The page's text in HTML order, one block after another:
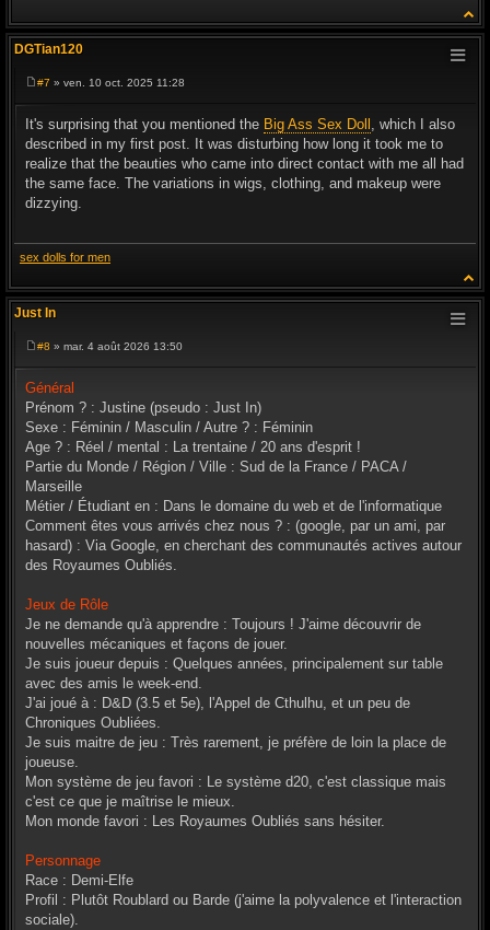
DGTian120
s
a
e
#7 » ven. 10 oct. 2025 11:28
It's surprising that you mentioned the Big Ass Sex Doll , which I also
described in my first post. It was disturbing how long it took me to
realize that the beauties who came into direct contact with me all had
the same face. The variations in wigs, clothing, and makeup were
dizzying.
sex dolls for men
Just In
e
s
s
a
e
#8 » mar. 4 août 2026 13:50
Général
Prénom ? : Justine (pseudo : Just In)
Sexe : Féminin / Masculin / Autre ? : Féminin
Age ? : Réel / mental : La trentaine / 20 ans d'esprit !
Partie du Monde / Région / Ville : Sud de la France / PACA /
Marseille
Métier / Étudiant en : Dans le domaine du web et de l'informatique
Comment êtes vous arrivés chez nous ? : (google, par un ami, par
hasard) : Via Google, en cherchant des communautés actives autour
des Royaumes Oubliés.
Jeux de Rôle
Je ne demande qu'à apprendre : Toujours ! J'aime découvrir de
nouvelles mécaniques et façons de jouer.
Je suis joueur depuis : Quelques années, principalement sur table
avec des amis le week-end.
J'ai joué à : D&D (3.5 et 5e), l'Appel de Cthulhu, et un peu de
Chroniques Oubliées.
Je suis maitre de jeu : Très rarement, je préfère de loin la place de
joueuse.
Mon système de jeu favori : Le système d20, c'est classique mais
c'est ce que je maîtrise le mieux.
Mon monde favori : Les Royaumes Oubliés sans hésiter.
Personnage
Race : Demi-Elfe
Profil : Plutôt Roublard ou Barde (j'aime la polyvalence et l'interaction
sociale).